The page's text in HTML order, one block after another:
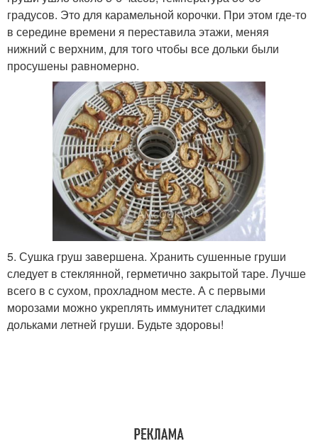
градусов. Это для карамельной корочки. При этом где-то
в середине времени я переставила этажи, меняя
нижний с верхним, для того чтобы все дольки были
просушены равномерно.
5. Сушка груш завершена. Хранить сушенные груши
следует в стеклянной, герметично закрытой таре. Лучше
всего в с сухом, прохладном месте. А с первыми
морозами можно укреплять иммунитет сладкими
дольками летней груши. Будьте здоровы!